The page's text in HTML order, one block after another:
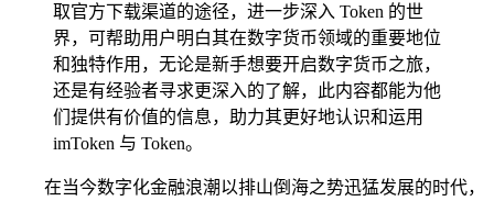
取官方下载渠道的途径，进一步深入 Token 的世
界，可帮助用户明白其在数字货币领域的重要地位
和独特作用，无论是新手想要开启数字货币之旅，
还是有经验者寻求更深入的了解，此内容都能为他
们提供有价值的信息，助力其更好地认识和运用
imToken 与 Token。
在当今数字化金融浪潮以排山倒海之势迅猛发展的时代，